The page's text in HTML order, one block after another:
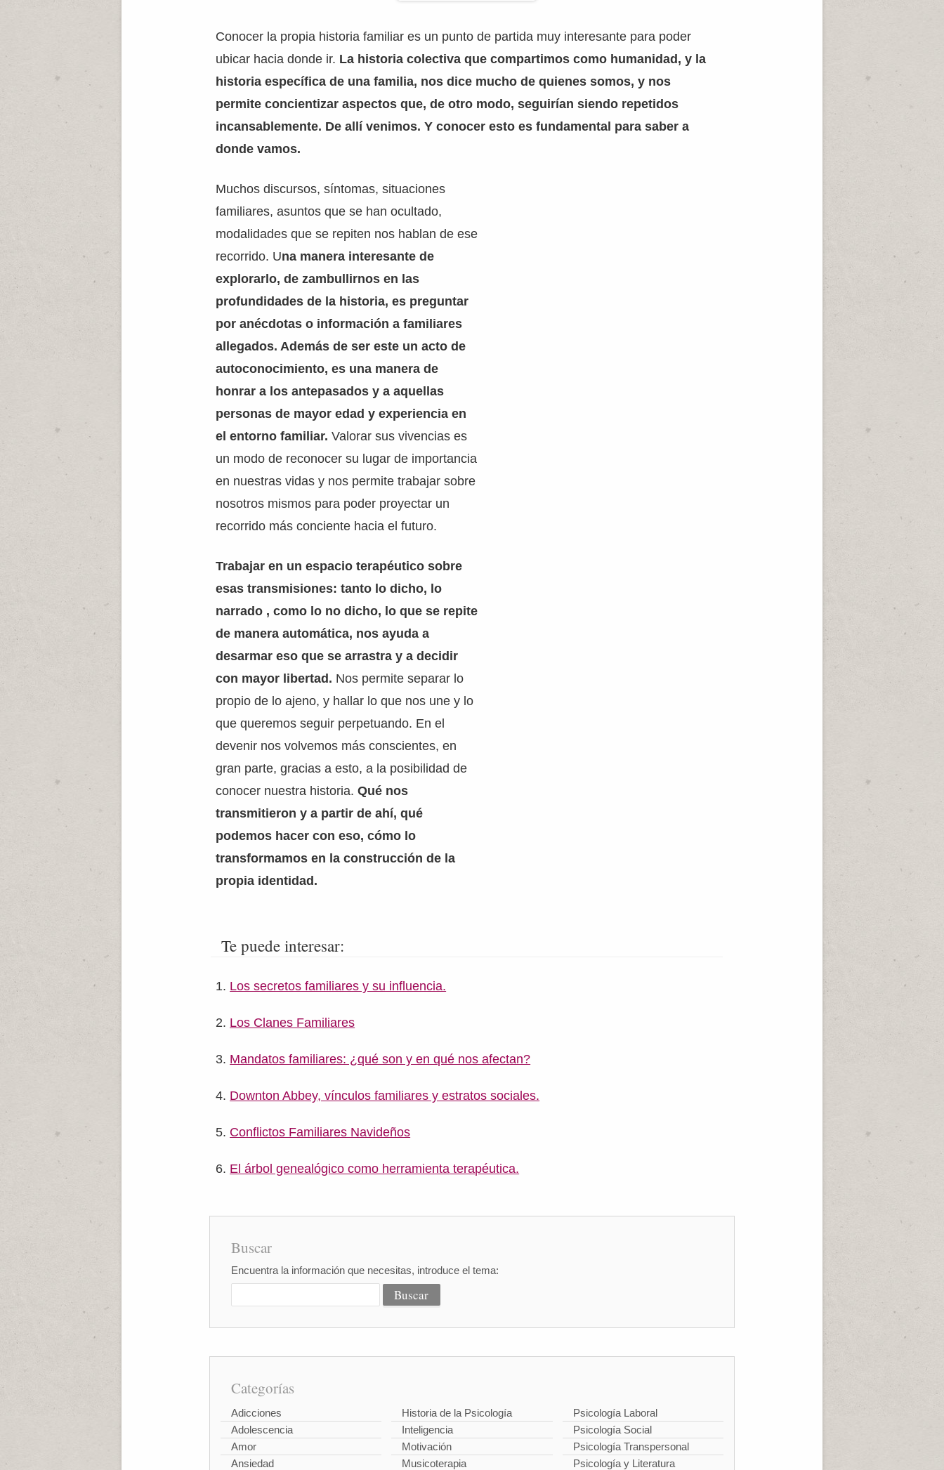
Conocer la propia historia familiar es un punto de partida muy interesante para poder
ubicar hacia donde ir. La historia colectiva que compartimos como humanidad, y la
historia específica de una familia, nos dice mucho de quienes somos, y nos
permite concientizar aspectos que, de otro modo, seguirían siendo repetidos
incansablemente. De allí venimos. Y conocer esto es fundamental para saber a
donde vamos.
Muchos discursos, síntomas, situaciones
familiares, asuntos que se han ocultado,
modalidades que se repiten nos hablan de ese
recorrido. Una manera interesante de
explorarlo, de zambullirnos en las
profundidades de la historia, es preguntar
por anécdotas o información a familiares
allegados. Además de ser este un acto de
autoconocimiento, es una manera de
honrar a los antepasados y a aquellas
personas de mayor edad y experiencia en
el entorno familiar. Valorar sus vivencias es
un modo de reconocer su lugar de importancia
en nuestras vidas y nos permite trabajar sobre
nosotros mismos para poder proyectar un
recorrido más conciente hacia el futuro.
Trabajar en un espacio terapéutico sobre
esas transmisiones: tanto lo dicho, lo
narrado , como lo no dicho, lo que se repite
de manera automática, nos ayuda a
desarmar eso que se arrastra y a decidir
con mayor libertad. Nos permite separar lo
propio de lo ajeno, y hallar lo que nos une y lo
que queremos seguir perpetuando. En el
devenir nos volvemos más conscientes, en
gran parte, gracias a esto, a la posibilidad de
conocer nuestra historia. Qué nos
transmitieron y a partir de ahí, qué
podemos hacer con eso, cómo lo
transformamos en la construcción de la
propia identidad.
Te puede interesar:
Los secretos familiares y su influencia.
Los Clanes Familiares
Mandatos familiares: ¿qué son y en qué nos afectan?
Downton Abbey, vínculos familiares y estratos sociales.
Conflictos Familiares Navideños
El árbol genealógico como herramienta terapéutica.
Buscar
Encuentra la información que necesitas, introduce el tema:
Categorías
Adicciones
Adolescencia
Amor
Ansiedad
Historia de la Psicología
Inteligencia
Motivación
Musicoterapia
Psicología Laboral
Psicología Social
Psicología Transpersonal
Psicología y Literatura